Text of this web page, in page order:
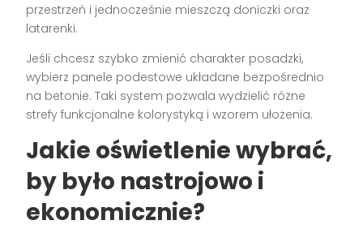
przestrzeń i jednocześnie mieszczą doniczki oraz
latarenki.
Jeśli chcesz szybko zmienić charakter posadzki,
wybierz panele podestowe układane bezpośrednio
na betonie. Taki system pozwala wydzielić różne
strefy funkcjonalne kolorystyką i wzorem ułożenia.
Jakie oświetlenie wybrać,
by było nastrojowo i
ekonomicznie?